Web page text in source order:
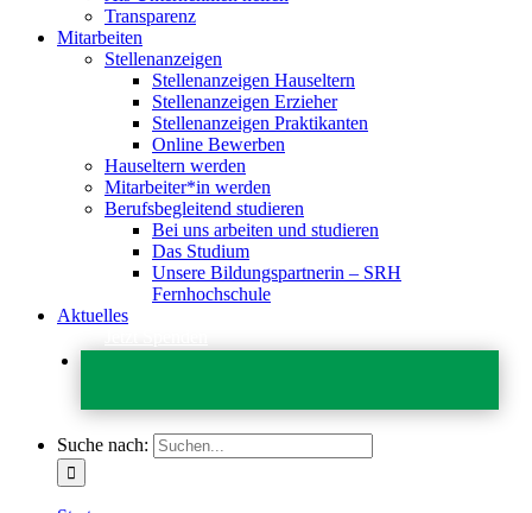
Transparenz
Mitarbeiten
Stellenanzeigen
Stellenanzeigen Hauseltern
Stellenanzeigen Erzieher
Stellenanzeigen Praktikanten
Online Bewerben
Hauseltern werden
Mitarbeiter*in werden
Berufsbegleitend studieren
Bei uns arbeiten und studieren
Das Studium
Unsere Bildungspartnerin – SRH
Fernhochschule
Aktuelles
Suche nach: